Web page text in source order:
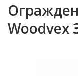
Woodvex